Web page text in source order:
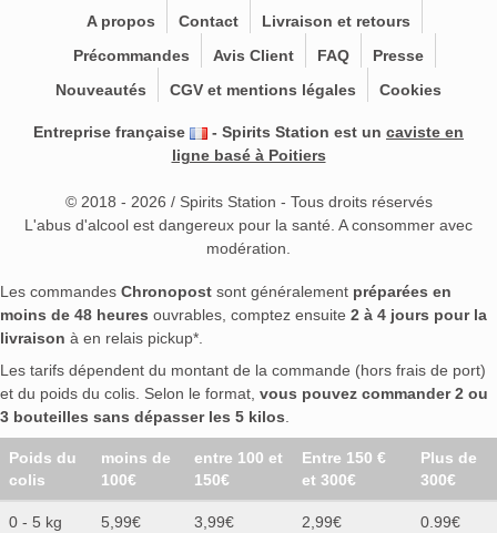
A propos Contact
Livraison et retours
Précommandes
Avis Client FAQ
Presse
Nouveautés
CGV et mentions légales Cookies
Entreprise française - Spirits Station est un caviste en
ligne basé à Poitiers
© 2018 - 2026 / Spirits Station - Tous droits réservés
L'abus d'alcool est dangereux pour la santé. A consommer avec
modération.
Les commandes Chronopost sont généralement préparées en
moins de 48 heures ouvrables, comptez ensuite 2 à 4 jours pour la
livraison à en relais pickup*.
Les tarifs dépendent du montant de la commande (hors frais de port)
et du poids du colis. Selon le format, vous pouvez commander 2 ou
3 bouteilles sans dépasser les 5 kilos.
Poids du
colis
moins de
100€
entre 100 et
150€
Entre 150 €
et 300€
Plus de
300€
0 - 5 kg 5,99€ 3,99€ 2,99€ 0.99€